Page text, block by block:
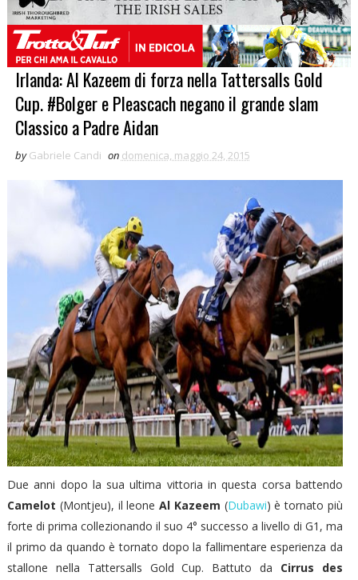
Irlanda: Al Kazeem di forza nella Tattersalls Gold
Cup. #Bolger e Pleascach negano il grande slam
Classico a Padre Aidan
by Gabriele Candi on domenica, maggio 24, 2015
Due anni dopo la sua ultima vittoria in questa corsa battendo
Camelot (Montjeu), il leoneAl Kazeem (Dubawi) è tornato più
forte di prima collezionando il suo 4° successo a livello di G1, ma
il primo da quando è tornato dopo la fallimentare esperienza da
stallone nella Tattersalls Gold Cup. Battuto da Cirrus des